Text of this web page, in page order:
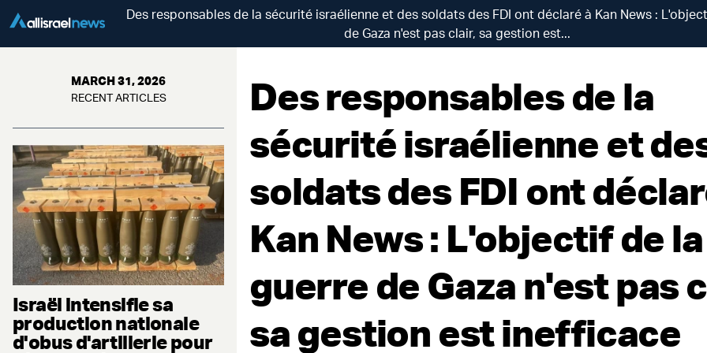
Des responsables de la sécurité israélienne et des soldats des FDI ont déclaré à Kan News :
de Gaza n'est pas clair, sa gestion est...
MARCH 31, 2026
RECENT ARTICLES
Israël intensifie sa
production nationale
d'obus d'artillerie pour
Des responsables de la
sécurité israélienne et
soldats des FDI ont
Kan News : L'objectif de la
guerre de Gaza n'est pas
sa gestion est inefficace